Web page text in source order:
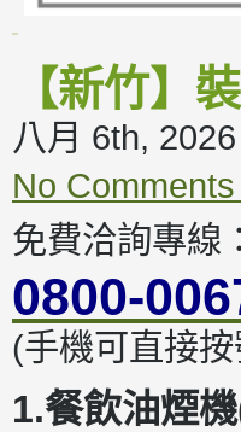
【新竹】
八月 6th, 2026
No
免費洽詢專線：
0800-
(手機可直接
1.餐飲油煙